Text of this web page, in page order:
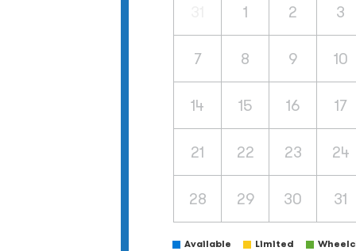
1 2 3
7 8 9 10
14 15 16 17
21 22 23 24
28 29 30 31
Available Limited